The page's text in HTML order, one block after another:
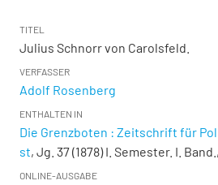
TITEL
Julius Schnorr von Carolsfeld.
VERFASSER
Adolf Rosenberg
ENTHALTEN IN
Die Grenzboten : Zeitschrift für
st, Jg. 37 (1878) I. Semester. I.
ONLINE-AUSGABE